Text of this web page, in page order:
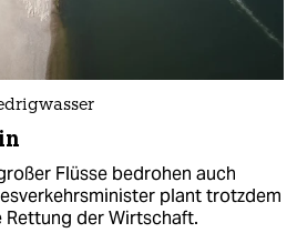
Flüsse bedrohen auch
plant trotzdem
Rettung der Wirtschaft.